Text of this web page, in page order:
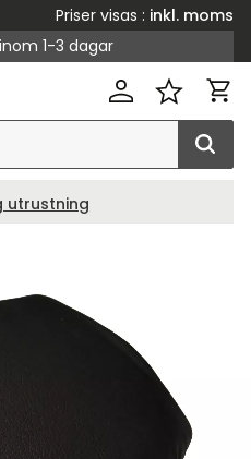
Priser visas
inkl. moms
1-3 dagar
utrustning